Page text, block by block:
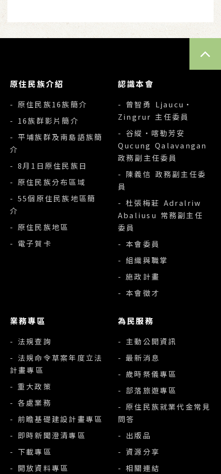
原住民族介紹
- 原住民族16族簡介
- 16族群影片簡介
- 平埔族群及南島語族簡
介
- 8月1日原住民族日
- 原住民族分布區域
- 55個原住民族地區簡
介
- 原住民族地區
- 電子賀卡
認識本會
- 曾智勇 Ljaucu‧
Zingrur 主任委員
- 谷縱‧喀勒芳安
Qucung Qalavangan
政務副主任委員
- 陳義信 政務副主任委
員
- 杜張梅莊 Adralriw
Abaliusu 常務副主任
委員
- 本會委員
- 組織與職掌
- 施政計畫
- 本會徵才
業務專區
- 法規查詢
- 法規命令草案年度立法
計畫專區
- 重大政策
- 各處業務
- 前瞻基礎建設計畫專區
- 即時新聞澄清專區
- 下載專區
- 開放資料專區
為民服務
- 主動公開資訊
- 最新消息
- 歲時祭儀專區
- 部落旅遊專區
- 原住民族就業代金常見
問答
- 出版品
- 資源分享
- 相關連結